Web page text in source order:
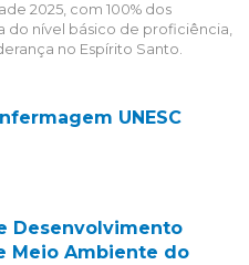
2025, com 100% dos
do nível básico de proficiência,
no Espírito Santo.
UNESC
Desenvolvimento
Meio Ambiente do